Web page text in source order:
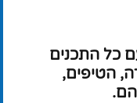
כל התכנים
הטיפים,